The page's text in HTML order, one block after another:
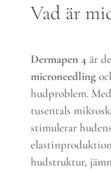
Vad är
Dermapen 4 är
microneedling
hudproblem.
tusentals
stimulerar
hudstruktur,